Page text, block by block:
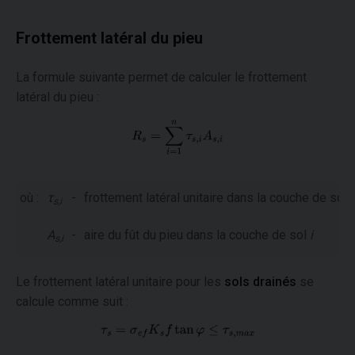
Frottement latéral du pieu
La formule suivante permet de calculer le frottement
latéral du pieu :
où : τ s,i - frottement latéral unitaire dans la couche de sol
As,i - aire du fût du pieu dans la couche de sol i
Le frottement latéral unitaire pour les sols drainés se
calcule comme suit :